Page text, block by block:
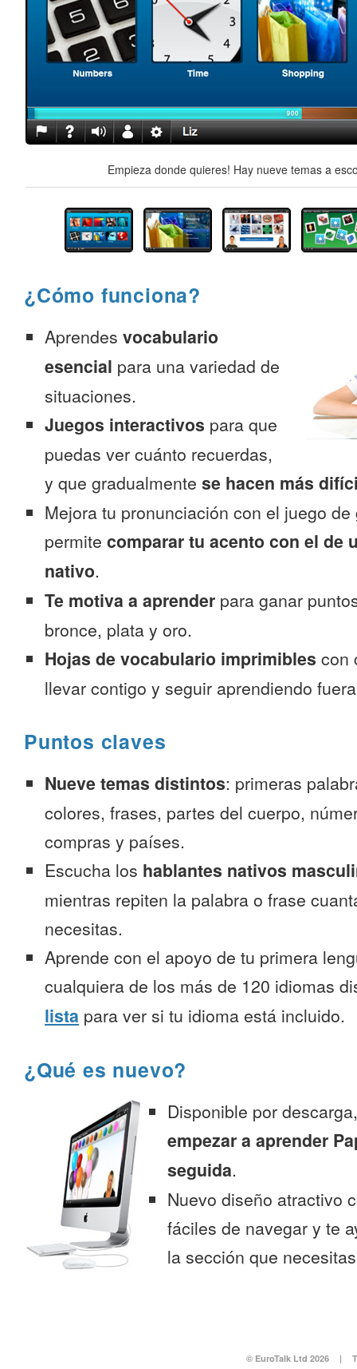
Empieza donde quieres! Hay nueve temas a
¿Cómo funciona?
Aprendes vocabulario
esencial para una variedad de
situaciones.
Juegos interactivos para que
puedas ver cuánto recuerdas,
y que gradualmente se hacen más
Mejora tu pronunciación con el juego
permite comparar tu acento con el de
nativo.
Te motiva a aprender para ganar
bronce, plata y oro.
Hojas de vocabulario imprimibles con
llevar contigo y seguir aprendiendo
Puntos claves
Nueve temas distintos: primeras
colores, frases, partes del cuerpo,
compras y países.
Escucha los hablantes nativos
mientras repiten la palabra o frase
necesitas.
Aprende con el apoyo de tu primera
cualquiera de los más de 120 idiomas
lista para ver si tu idioma está incluido.
¿Qué es nuevo?
Disponible por
empezar a aprender
seguida.
Nuevo diseño atractivo
fáciles de navegar y te
la sección que
© EuroTalk Ltd 2026 |